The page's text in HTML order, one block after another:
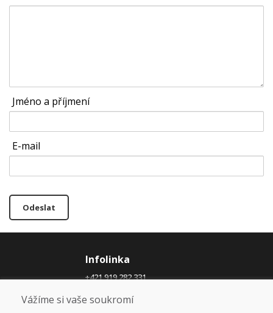
Jméno a příjmení
E-mail
Odeslat
Infolinka
+421 919 282 331
Vážíme si vaše soukromí